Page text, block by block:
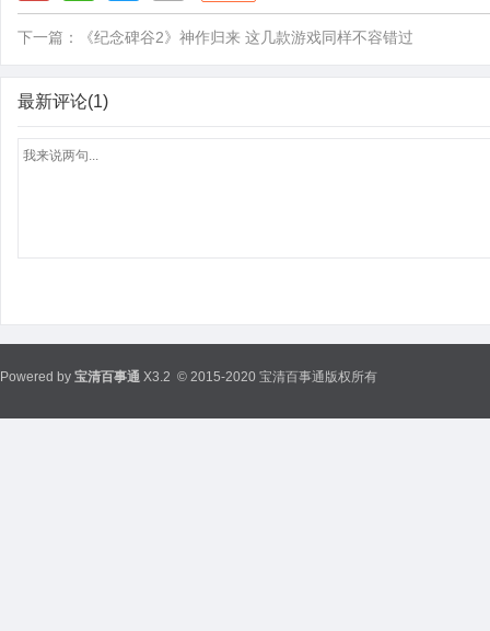
下一篇： 《纪念碑谷2》神作归来 这几款游戏同样不容错过
最新评论(1)
Powered by 宝清百事通 X3.2 © 2015-2020 宝清百事通版权所有